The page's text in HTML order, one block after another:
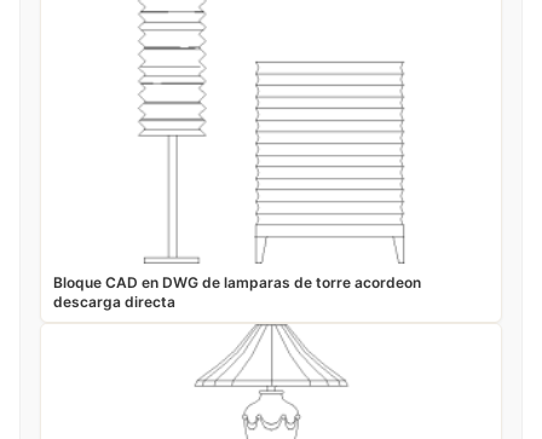
Bloque CAD en DWG de lamparas de torre acordeon
descarga directa